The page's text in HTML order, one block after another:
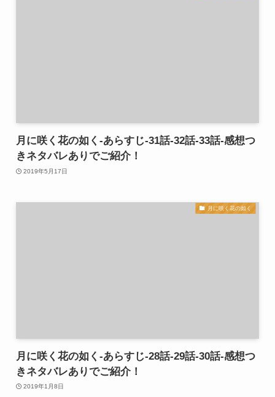
月に咲く花の如く-あらすじ-31話-32話-33話-感想つ
きネタバレありでご紹介！
2019年5月17日
月に咲く花の如く
月に咲く花の如く-あらすじ-28話-29話-30話-感想つ
きネタバレありでご紹介！
2019年1月8日